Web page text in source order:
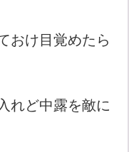
おけ目覚めたら
れど中露を敵に